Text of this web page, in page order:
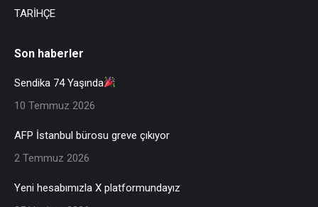
TARİHÇE
Son haberler
Sendika 74 Yaşında
10 Temmuz 2026
AFP İstanbul bürosu greve çıkıyor
2 Temmuz 2026
Yeni hesabımızla X platformundayız